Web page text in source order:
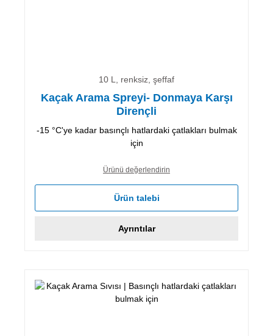
10 L, renksiz, şeffaf
Kaçak Arama Spreyi- Donmaya Karşı
Dirençli
-15 °C'ye kadar basınçlı hatlardaki çatlakları bulmak
için
Ürünü değerlendirin
Ürün talebi
Ayrıntılar